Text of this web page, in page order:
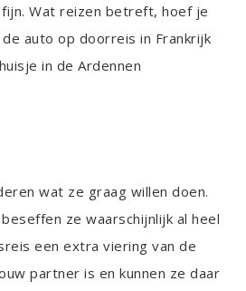
Wat reizen betreft, hoef je
auto op doorreis in Frankrijk
in de Ardennen
wat ze graag willen doen.
ze waarschijnlijk al heel
een extra viering van de
partner is en kunnen ze daar